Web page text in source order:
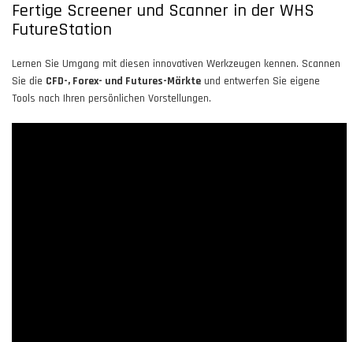
Fertige Screener und Scanner in der WHS
FutureStation
Lernen Sie Umgang mit diesen innovativen Werkzeugen kennen. Scannen
Sie die CFD-, Forex- und Futures-Märkte und entwerfen Sie eigene
Tools nach Ihren persönlichen Vorstellungen.